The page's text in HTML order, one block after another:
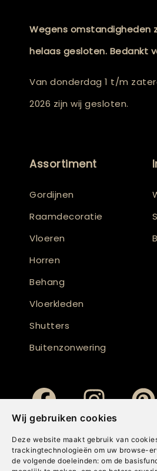
Wij gebruiken cookies
Deze website maakt gebruik van
trackingtechnologieën om uw browse-
de volgende doeleinden: om de
Wegens omstandigheden
helaas gesloten. Bedankt
Van donderdag 1 t/m
2026 zijn wij gesloten.
Assortiment
Gordijnen
Raamdecoratie
Vloeren
Horren
Behang
Vloerkleden
Shutters
Buitenzonwering